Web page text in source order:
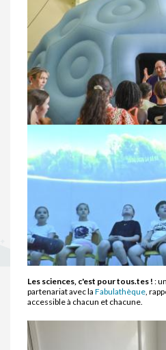
Les sciences, c'est pour tous.tes ! :
partenariat avec la Fabulathèque,
accessible à chacun et chacune.